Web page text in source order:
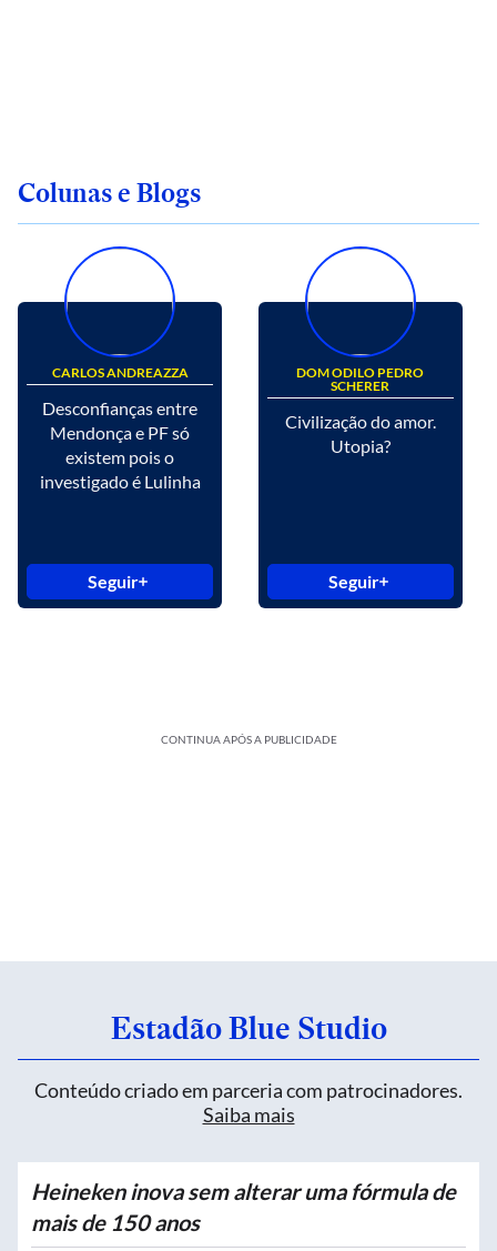
Colunas e Blogs
CARLOS ANDREAZZA
Desconfianças entre
Mendonça e PF só
existem pois o
investigado é Lulinha
Seguir
DOM ODILO PEDRO
SCHERER
Civilização do amor.
Utopia?
Seguir
CONTINUA APÓS A PUBLICIDADE
Estadão Blue Studio
Conteúdo criado em parceria com patrocinadores.
Saiba mais
Heineken inova sem alterar uma fórmula de
mais de 150 anos